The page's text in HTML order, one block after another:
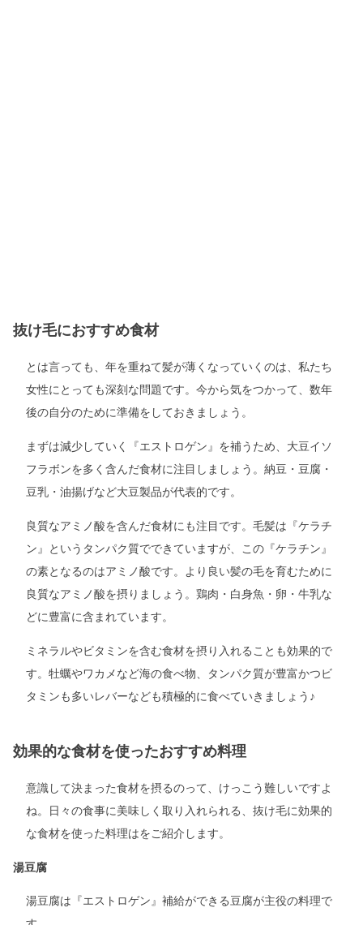
抜け毛におすすめ食材
とは言っても、年を重ねて髪が薄くなっていくのは、私たち
女性にとっても深刻な問題です。今から気をつかって、数年
後の自分のために準備をしておきましょう。
まずは減少していく『エストロゲン』を補うため、大豆イソ
フラボンを多く含んだ食材に注目しましょう。納豆・豆腐・
豆乳・油揚げなど大豆製品が代表的です。
良質なアミノ酸を含んだ食材にも注目です。毛髪は『ケラチ
ン』というタンパク質でできていますが、この『ケラチン』
の素となるのはアミノ酸です。より良い髪の毛を育むために
良質なアミノ酸を摂りましょう。鶏肉・白身魚・卵・牛乳な
どに豊富に含まれています。
ミネラルやビタミンを含む食材を摂り入れることも効果的で
す。牡蠣やワカメなど海の食べ物、タンパク質が豊富かつビ
タミンも多いレバーなども積極的に食べていきましょう♪
効果的な食材を使ったおすすめ料理
意識して決まった食材を摂るのって、けっこう難しいですよ
ね。日々の食事に美味しく取り入れられる、抜け毛に効果的
な食材を使った料理はをご紹介します。
湯豆腐
湯豆腐は『エストロゲン』補給ができる豆腐が主役の料理で